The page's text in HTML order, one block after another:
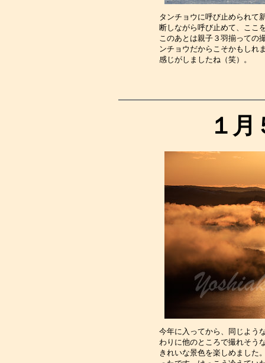
タンチョウに呼び止められて
断しながら呼び止めて、ここ
このあとは親子３羽揃っての
ンチョウだからこそかもしれ
感じがし
１
今年に入ってから、同じよう
わりに他のところで撮れそう
きれいな景色を楽しめました